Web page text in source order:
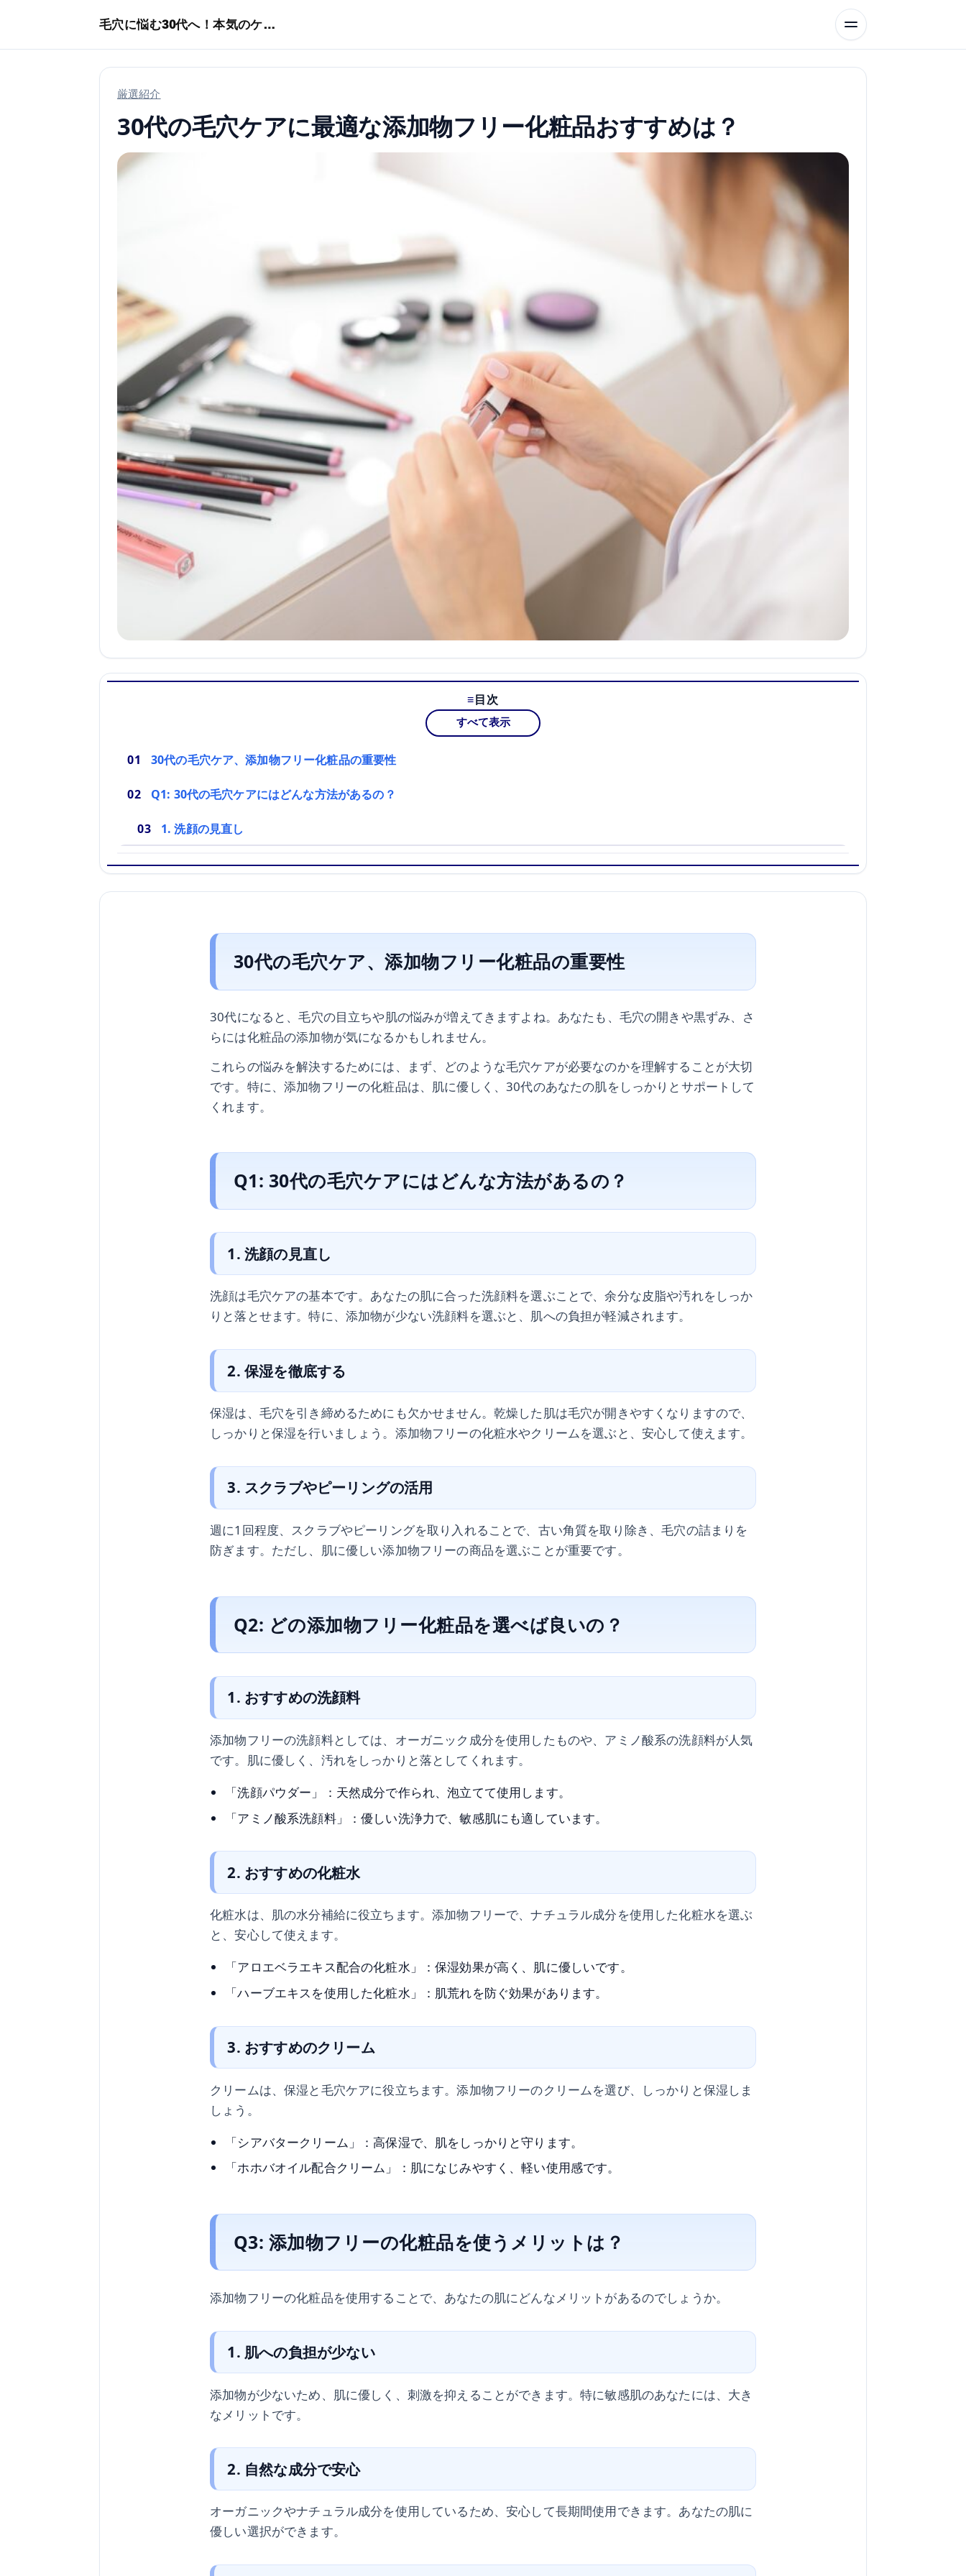
毛穴に悩む30代へ！本気のケア術特集
厳選紹介
30代の毛穴ケアに最適な添加物フリー化粧品おすすめは？
目次
すべて表示
30代の毛穴ケア、添加物フリー化粧品の重要性
Q1: 30代の毛穴ケアにはどんな方法があるの？
1. 洗顔の見直し
30代の毛穴ケア、添加物フリー化粧品の重要性
30代になると、毛穴の目立ちや肌の悩みが増えてきますよね。あなたも、毛穴の開きや黒ずみ、さ
らには化粧品の添加物が気になるかもしれません。
これらの悩みを解決するためには、まず、どのような毛穴ケアが必要なのかを理解することが大切
です。特に、添加物フリーの化粧品は、肌に優しく、30代のあなたの肌をしっかりとサポートして
くれます。
Q1: 30代の毛穴ケアにはどんな方法があるの？
1. 洗顔の見直し
洗顔は毛穴ケアの基本です。あなたの肌に合った洗顔料を選ぶことで、余分な皮脂や汚れをしっか
りと落とせます。特に、添加物が少ない洗顔料を選ぶと、肌への負担が軽減されます。
2. 保湿を徹底する
保湿は、毛穴を引き締めるためにも欠かせません。乾燥した肌は毛穴が開きやすくなりますので、
しっかりと保湿を行いましょう。添加物フリーの化粧水やクリームを選ぶと、安心して使えます。
3. スクラブやピーリングの活用
週に1回程度、スクラブやピーリングを取り入れることで、古い角質を取り除き、毛穴の詰まりを
防ぎます。ただし、肌に優しい添加物フリーの商品を選ぶことが重要です。
Q2: どの添加物フリー化粧品を選べば良いの？
1. おすすめの洗顔料
添加物フリーの洗顔料としては、オーガニック成分を使用したものや、アミノ酸系の洗顔料が人気
です。肌に優しく、汚れをしっかりと落としてくれます。
「洗顔パウダー」：天然成分で作られ、泡立てて使用します。
「アミノ酸系洗顔料」：優しい洗浄力で、敏感肌にも適しています。
2. おすすめの化粧水
化粧水は、肌の水分補給に役立ちます。添加物フリーで、ナチュラル成分を使用した化粧水を選ぶ
と、安心して使えます。
「アロエベラエキス配合の化粧水」：保湿効果が高く、肌に優しいです。
「ハーブエキスを使用した化粧水」：肌荒れを防ぐ効果があります。
3. おすすめのクリーム
クリームは、保湿と毛穴ケアに役立ちます。添加物フリーのクリームを選び、しっかりと保湿しま
しょう。
「シアバタークリーム」：高保湿で、肌をしっかりと守ります。
「ホホバオイル配合クリーム」：肌になじみやすく、軽い使用感です。
Q3: 添加物フリーの化粧品を使うメリットは？
添加物フリーの化粧品を使用することで、あなたの肌にどんなメリットがあるのでしょうか。
1. 肌への負担が少ない
添加物が少ないため、肌に優しく、刺激を抑えることができます。特に敏感肌のあなたには、大き
なメリットです。
2. 自然な成分で安心
オーガニックやナチュラル成分を使用しているため、安心して長期間使用できます。あなたの肌に
優しい選択ができます。